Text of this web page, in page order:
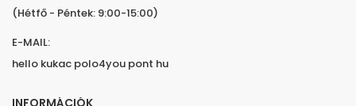
(Hétfő - Péntek: 9:00-15:00)
E-MAIL:
hello kukac polo4you pont hu
INFORMÁCIÓK